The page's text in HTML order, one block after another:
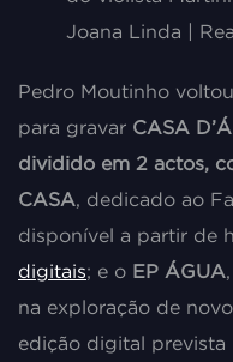
Joana Linda |
Pedro Moutinho
para gravar CASA
dividido em 2 actos,
CASA, dedicado ao
disponível a partir de
digitais; e o EP ÁGUA
na exploração de
edição digital prevista